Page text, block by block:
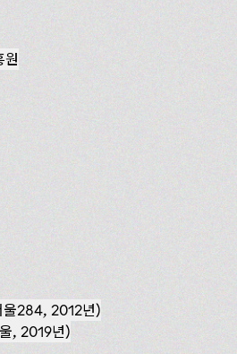
원
울284, 2012년)
, 2019년)